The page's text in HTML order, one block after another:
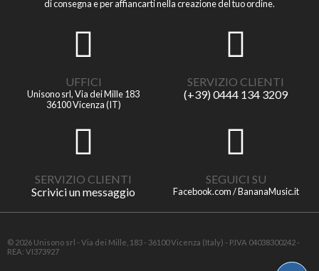
di consegna e per affiancarti nella creazione del tuo ordine.
UFFICI
Unisono srl, Via dei Mille 183
36100 Vicenza (IT)
SERVIZIO CLIENTI
(+39) 0444 134 3209
SERVIZIO CLIENTI
Scrivici un messaggio
SEGUICI SU
Facebook.com / BananaMusic.it
© 2026 Unisono srl - Via dei Mille, 183 - 36100 Vicenza (Italy) - P.IVA 04038300242 -
REA: VI373927